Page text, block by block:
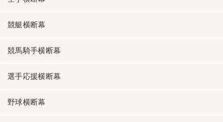
競艇横断幕
競馬騎手横断幕
選手応援横断幕
野球横断幕